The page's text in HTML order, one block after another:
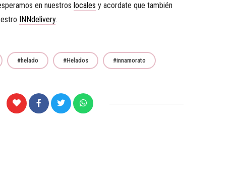
en nuestros locales y acordate que también
INNdelivery.
helado Helados innamorato